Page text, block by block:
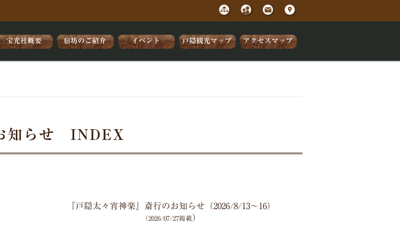
宝光社概要 宿坊のご紹介 イベント 戸隠観光マップ アクセスマップ
知らせ INDEX
『戸隠太々宵神楽』斎行のお知らせ（2026/8/13～16）
（2026/07/27掲載）